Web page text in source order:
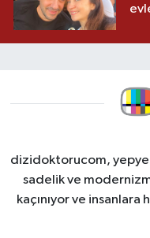
dizidoktorucom,
sadelik ve
kaçınıyor ve